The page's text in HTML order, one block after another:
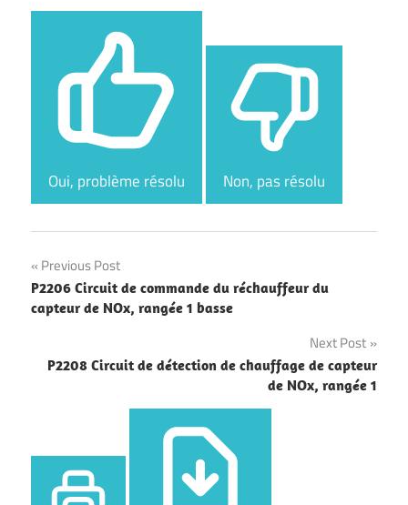
Oui, problème résolu Non, pas résolu
Navigation
de
Previous Post
P2206 Circuit de commande du réchauffeur du
capteur de NOx, rangée 1 basse
Next Post
P2208 Circuit de détection de chauffage de capteur
de NOx, rangée 1